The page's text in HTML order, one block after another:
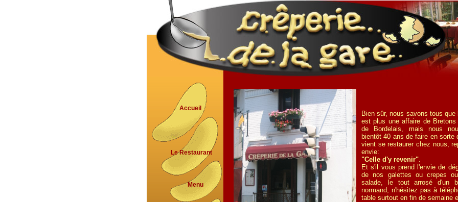
Accueil
Le Restaurant
Menu
Bien sûr, nous savons tous
est plus une affaire de
de Bordelais, mais nous
bientôt 40 ans de faire en sorte
vient se restaurer chez nous,
envie:
"Celle d'y revenir".
Et s'il vous prend l'envie de
de nos galettes ou crepes
salade, le tout arrosé d'un
normand, n'hésitez pas à
table surtout en fin de semaine